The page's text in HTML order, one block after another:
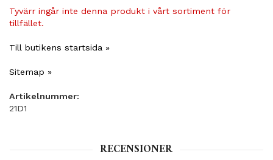
Tyvärr ingår inte denna produkt i vårt sortiment för
tillfället.
Till butikens startsida »
Sitemap »
Artikelnummer:
21D1
RECENSIONER